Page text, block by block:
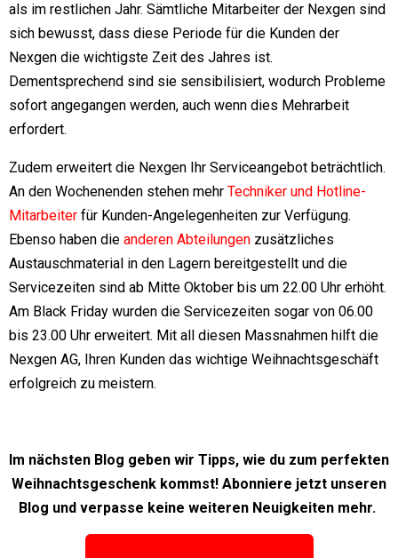
als im restlichen Jahr. Sämtliche Mitarbeiter der Nexgen sind
sich bewusst, dass diese Periode für die Kunden der
Nexgen die wichtigste Zeit des Jahres ist.
Dementsprechend sind sie sensibilisiert, wodurch Probleme
sofort angegangen werden, auch wenn dies Mehrarbeit
erfordert.
Zudem erweitert die Nexgen Ihr Serviceangebot beträchtlich.
An den Wochenenden stehen mehr Techniker und Hotline-
Mitarbeiter für Kunden-Angelegenheiten zur Verfügung.
Ebenso haben die anderen Abteilungen zusätzliches
Austauschmaterial in den Lagern bereitgestellt und die
Servicezeiten sind ab Mitte Oktober bis um 22.00 Uhr erhöht.
Am Black Friday wurden die Servicezeiten sogar von 06.00
bis 23.00 Uhr erweitert. Mit all diesen Massnahmen hilft die
Nexgen AG, Ihren Kunden das wichtige Weihnachtsgeschäft
erfolgreich zu meistern.
Im nächsten Blog geben wir Tipps, wie du zum perfekten
Weihnachtsgeschenk kommst! Abonniere jetzt unseren
Blog und verpasse keine weiteren Neuigkeiten mehr.